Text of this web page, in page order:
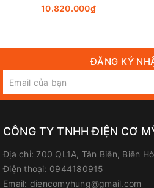
:myhungvn.com
(Chưa Pin & Sạc)
10.820.000₫
ĐĂNG KÝ
CÔNG TY TNHH ĐIỆN CƠ
Địa chỉ: 700 QL1A, Tân Biên, Biên
Điện thoại: 0944180915
Email: diencomyhung@gmail.com